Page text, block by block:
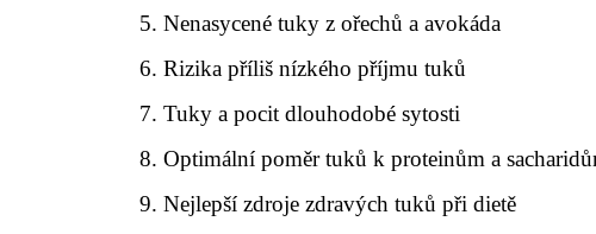
Nenasycené tuky z ořechů a avokáda
Rizika příliš nízkého příjmu tuků
Tuky a pocit dlouhodobé sytosti
Optimální poměr tuků k proteinům a
Nejlepší zdroje zdravých tuků při dietě